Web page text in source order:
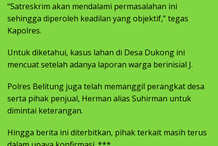
“Satreskrim akan mendalami permasalahan ini
sehingga diperoleh keadilan yang objektif,” tegas
Kapolres.
Untuk diketahui, kasus lahan di Desa Dukong ini
mencuat setelah adanya laporan warga berinisial J.
Polres Belitung juga telah memanggil perangkat desa
serta pihak penjual, Herman alias Suhirman untuk
dimintai keterangan.
Hingga berita ini diterbitkan, pihak terkait masih terus